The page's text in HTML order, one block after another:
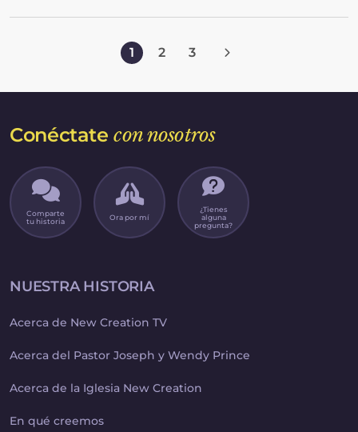
que nos enfrentábamos tanto mi mujer
1 2 3
Conéctatecon nosotros
Comparte
tu historia
Ora por mí
¿Tienes
alguna
pregunta?
NUESTRA HISTORIA
Acerca de New Creation TV
Acerca del Pastor Joseph y Wendy Prince
Acerca de la Iglesia New Creation
En qué creemos